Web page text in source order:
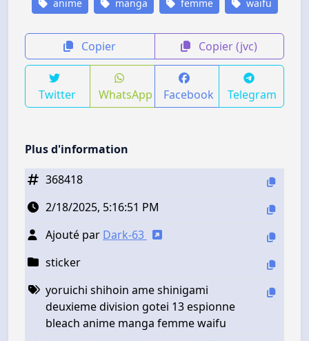
anime manga femme waifu
Copier Copier (jvc)
Twitter WhatsApp Facebook Telegram
Plus d'information
368418
2/18/2025, 5:16:51 PM
Ajouté par Dark-63
sticker
yoruichi shihoin ame shinigami
deuxieme division gotei 13 espionne
bleach anime manga femme waifu